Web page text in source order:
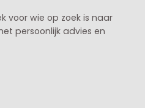
voor wie op zoek is naar
persoonlijk advies en